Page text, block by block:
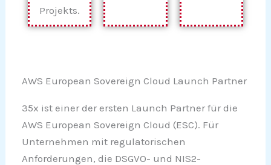
Projekts.
AWS European Sovereign Cloud Launch Partner
35x ist einer der ersten Launch Partner für die
AWS European Sovereign Cloud (ESC). Für
Unternehmen mit regulatorischen
Anforderungen, die DSGVO- und NIS2-